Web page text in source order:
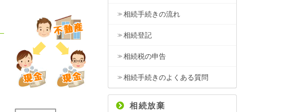
相続手続きの流れ
相続登記
相続税の申告
相続手続きのよくある質問
相続放棄